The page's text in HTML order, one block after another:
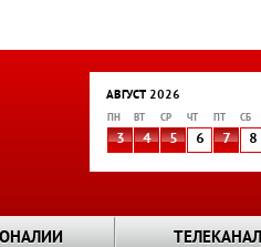
АВГУСТ 2026
ПН ВТ СР ЧТ СБ
3 4 5 6 7 8
ТЕЛЕКАНАЛ